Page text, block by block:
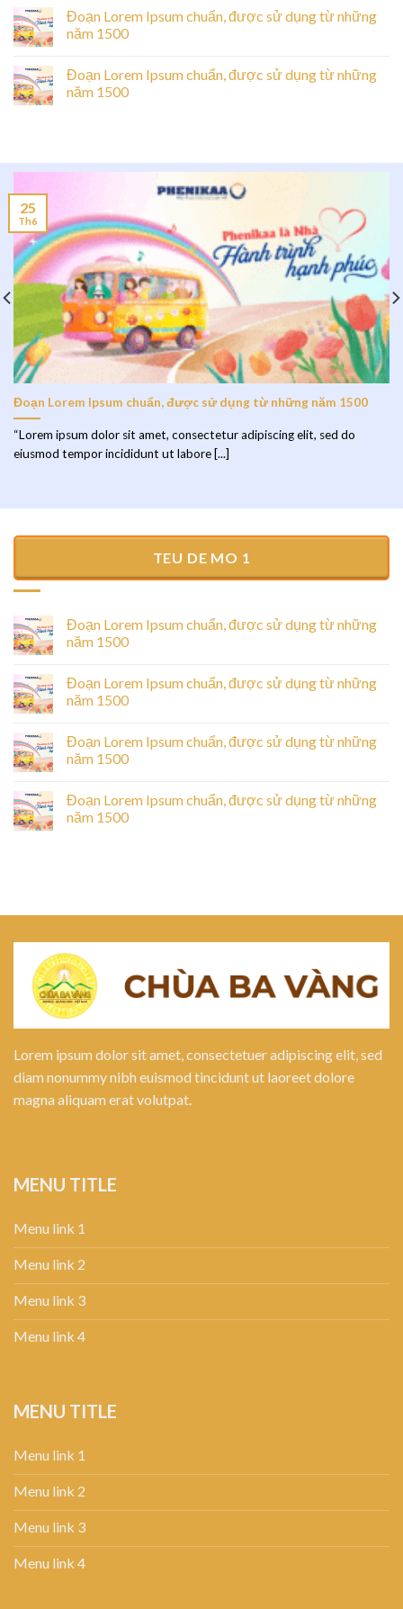
Đoạn Lorem Ipsum chuẩn, được sử dụng từ những
năm 1500
Đoạn Lorem Ipsum chuẩn, được sử dụng từ những
năm 1500
Đoạn Lorem Ipsum chuẩn, được sử dụng từ những năm 1500
“Lorem ipsum dolor sit amet, consectetur adipiscing elit, sed do
eiusmod tempor incididunt ut labore [...]
25
Th6
TEU DE MO 1
Đoạn Lorem Ipsum chuẩn, được sử dụng từ những
năm 1500
Đoạn Lorem Ipsum chuẩn, được sử dụng từ những
năm 1500
Đoạn Lorem Ipsum chuẩn, được sử dụng từ những
năm 1500
Đoạn Lorem Ipsum chuẩn, được sử dụng từ những
năm 1500
Lorem ipsum dolor sit amet, consectetuer adipiscing elit, sed
diam nonummy nibh euismod tincidunt ut laoreet dolore
magna aliquam erat volutpat.
MENU TITLE
Menu link 1
Menu link 2
Menu link 3
Menu link 4
MENU TITLE
Menu link 1
Menu link 2
Menu link 3
Menu link 4